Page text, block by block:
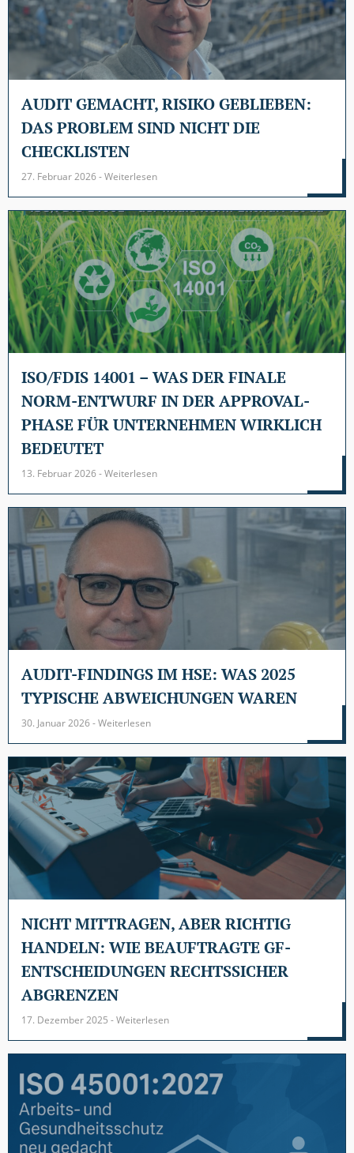
AUDIT GEMACHT, RISIKO GEBLIEBEN:
DAS PROBLEM SIND NICHT DIE
CHECKLISTEN
27. Februar 2026 - Weiterlesen
ISO/FDIS 14001 – WAS DER FINALE
NORM-ENTWURF IN DER APPROVAL-
PHASE FÜR UNTERNEHMEN WIRKLICH
BEDEUTET
13. Februar 2026 - Weiterlesen
AUDIT-FINDINGS IM HSE: WAS 2025
TYPISCHE ABWEICHUNGEN WAREN
30. Januar 2026 - Weiterlesen
NICHT MITTRAGEN, ABER RICHTIG
HANDELN: WIE BEAUFTRAGTE GF-
ENTSCHEIDUNGEN RECHTSSICHER
ABGRENZEN
17. Dezember 2025 - Weiterlesen